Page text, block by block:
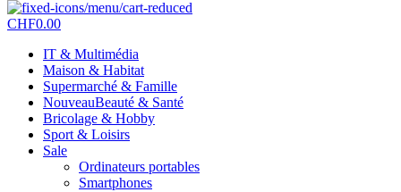
CHF0.00
IT & Multimédia
Maison & Habitat
Supermarché & Famille
NouveauBeauté & Santé
Bricolage & Hobby
Sport & Loisirs
Sale
Ordinateurs portables
Smartphones